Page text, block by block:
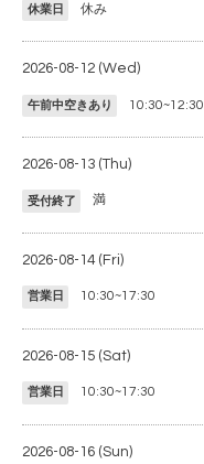
休業日 休み
2026-08-12 (Wed)
午前中空きあり 10:30~12:30
2026-08-13 (Thu)
受付終了 満
2026-08-14 (Fri)
営業日 10:30~17:30
2026-08-15 (Sat)
営業日 10:30~17:30
2026-08-16 (Sun)